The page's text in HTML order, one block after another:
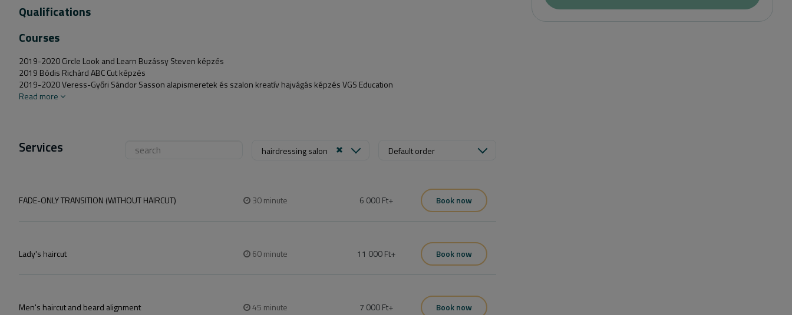
Qualifications
Courses
2019-2020 Circle Look and Learn Buzássy Steven képzés
2019 Bódis Richárd ABC Cut képzés
2019-2020 Veress-Győri Sándor Sasson alapismeretek és szalon kreatív hajvágás képzés VGS Education
Read more
Services hairdressing salon Default order
FADE-ONLY TRANSITION (WITHOUT HAIRCUT) 30minute 6 000 Ft+ Book now
Lady's haircut 60minute 11 000 Ft+ Book now
Men's haircut and beard alignment 45 minute 7 000 Ft+ Book now